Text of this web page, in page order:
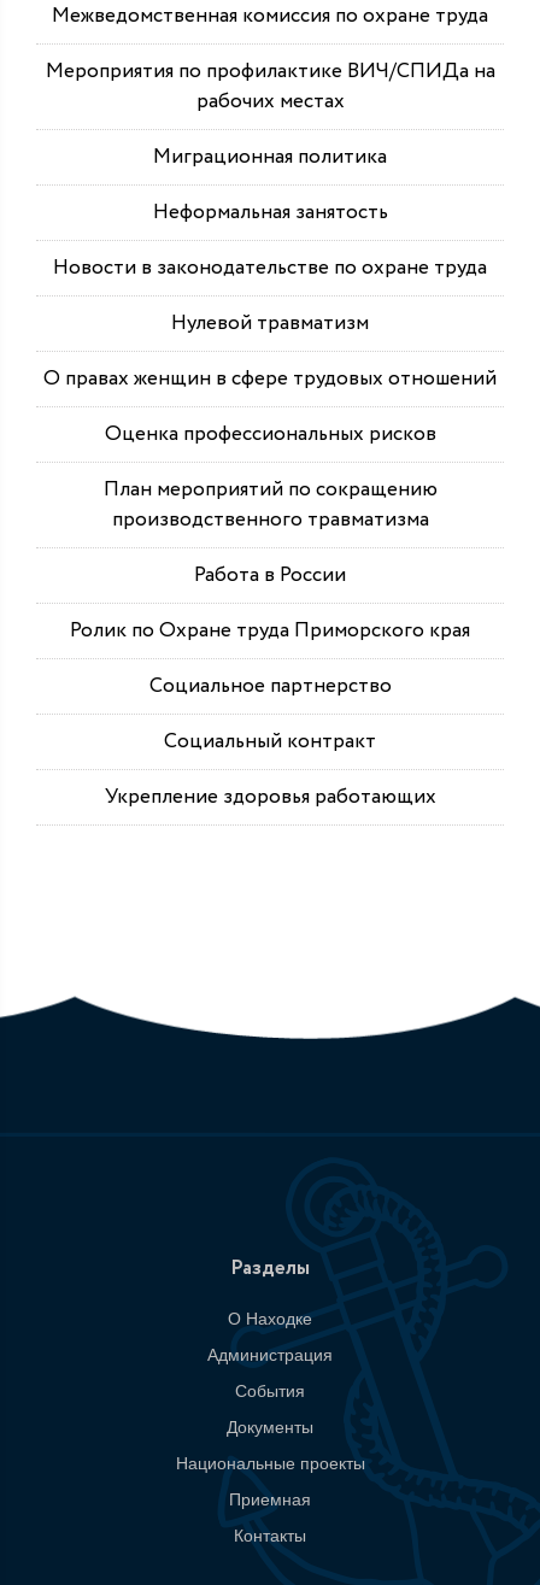
Межведомственная комиссия по охране труда
Мероприятия по профилактике ВИЧ/СПИДа на
рабочих местах
Миграционная политика
Неформальная занятость
Новости в законодательстве по охране труда
Нулевой травматизм
О правах женщин в сфере трудовых отношений
Оценка профессиональных рисков
План мероприятий по сокращению
производственного травматизма
Работа в России
Ролик по Охране труда Приморского края
Социальное партнерство
Социальный контракт
Укрепление здоровья работающих
Разделы
О Находке
Администрация
События
Документы
Национальные проекты
Приемная
Контакты